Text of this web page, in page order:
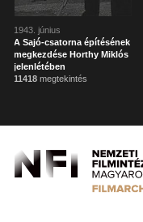
1943. június
A Sajó-csatorna építésének
megkezdése Horthy Miklós
jelenlétében
11418 megtekintés